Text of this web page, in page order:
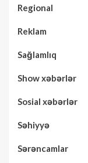
Regional
Reklam
Sağlamlıq
Show xəbərlər
Sosial xəbərlər
Səhiyyə
Sərəncamlar